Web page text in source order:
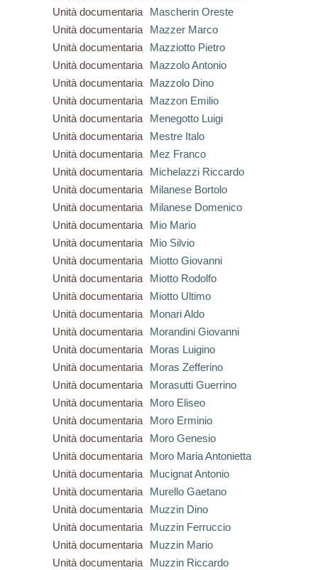
Unità documentaria
Mascherin Oreste
Unità documentaria
Mazzer Marco
Unità documentaria
Mazziotto Pietro
Unità documentaria
Mazzolo Antonio
Unità documentaria
Mazzolo Dino
Unità documentaria
Mazzon Emilio
Unità documentaria
Menegotto Luigi
Unità documentaria
Mestre Italo
Unità documentaria
Mez Franco
Unità documentaria
Michelazzi Riccardo
Unità documentaria
Milanese Bortolo
Unità documentaria
Milanese Domenico
Unità documentaria
Mio Mario
Unità documentaria
Mio Silvio
Unità documentaria
Miotto Giovanni
Unità documentaria
Miotto Rodolfo
Unità documentaria
Miotto Ultimo
Unità documentaria
Monari Aldo
Unità documentaria
Morandini Giovanni
Unità documentaria
Moras Luigino
Unità documentaria
Moras Zefferino
Unità documentaria
Morasutti Guerrino
Unità documentaria
Moro Eliseo
Unità documentaria
Moro Erminio
Unità documentaria
Moro Genesio
Unità documentaria
Moro Maria Antonietta
Unità documentaria
Mucignat Antonio
Unità documentaria
Murello Gaetano
Unità documentaria
Muzzin Dino
Unità documentaria
Muzzin Ferruccio
Unità documentaria
Muzzin Mario
Unità documentaria
Muzzin Riccardo